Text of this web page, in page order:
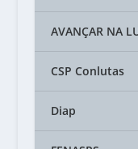
AVANÇAR NA
CSP Conlutas
Diap